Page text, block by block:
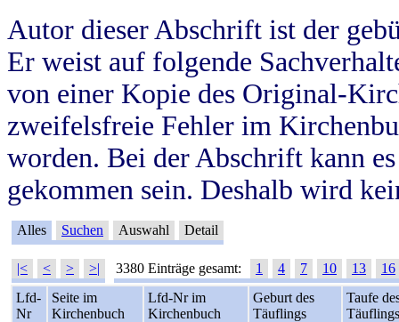
Autor dieser Abschrift ist der
Er weist auf folgende
von einer Kopie des Original-
zweifelsfreie Fehler im
worden. Bei der Abschrift kann
gekommen sein. Deshalb wird
Alles Suchen Auswahl Detail
|< < > >| 3380 Einträge gesamt: 1 4 7 10 13
16
Lfd-
Nr
Seite im
Kirchenbuch
Lfd-Nr im
Kirchenbuch
Geburt des
Täuflings
Taufe
Täuflings